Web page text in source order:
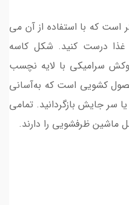
این سرخ کن ۵.۲ لیتر است که با استفاده از آن می­‌
غذا درست کنید. شکل کاسه
سرامیکی با لایه نچسب
کشویی است که به‌آسانی
سر جایش بازگردانید. تمامی
ماشین ظرفشویی را دارند.